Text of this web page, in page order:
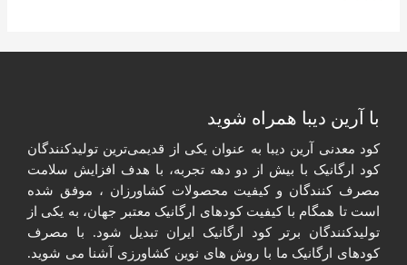
با آرین دیبا همراه شوید​
کود معدنی آرین دیبا به عنوان یکی از قدیمی‌ترین تولیدکنندگان
کود ارگانیک با بیش از دو دهه تجربه، با هدف افزایش سلامت
مصرف کنندگان و کیفیت محصولات کشاورزان ، موفق شده
است تا همگام با کیفیت کودهای ارگانیک معتبر جهان، به یکی از
تولیدکنندگان برتر کود ارگانیک ایران تبدیل شود. با مصرف
کودهای ارگانیک ما با روش های نوین کشاورزی آشنا می شوید.